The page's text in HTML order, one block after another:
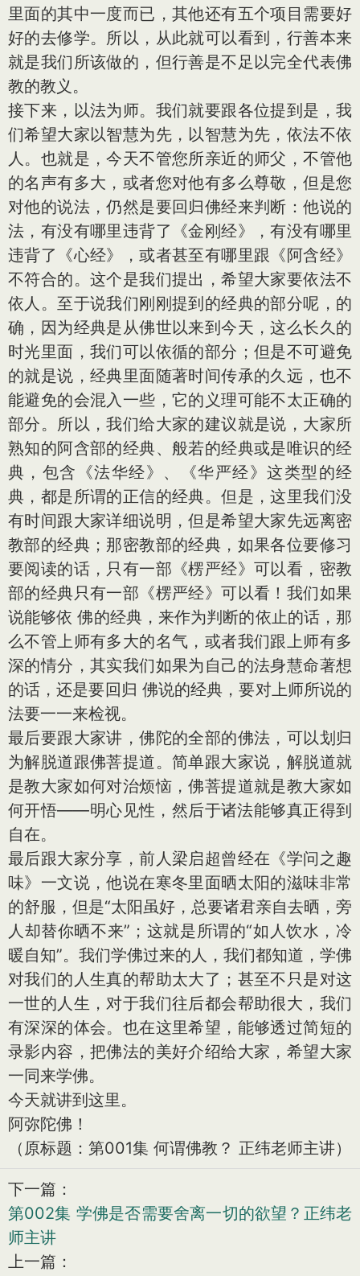
里面的其中一度而已，其他还有五个项目需要好
好的去修学。所以，从此就可以看到，行善本来
就是我们所该做的，但行善是不足以完全代表佛
教的教义。
接下来，以法为师。我们就要跟各位提到是，我
们希望大家以智慧为先，以智慧为先，依法不依
人。也就是，今天不管您所亲近的师父，不管他
的名声有多大，或者您对他有多么尊敬，但是您
对他的说法，仍然是要回归佛经来判断：他说的
法，有没有哪里违背了《金刚经》，有没有哪里
违背了《心经》，或者甚至有哪里跟《阿含经》
不符合的。这个是我们提出，希望大家要依法不
依人。至于说我们刚刚提到的经典的部分呢，的
确，因为经典是从佛世以来到今天，这么长久的
时光里面，我们可以依循的部分；但是不可避免
的就是说，经典里面随著时间传承的久远，也不
能避免的会混入一些，它的义理可能不太正确的
部分。所以，我们给大家的建议就是说，大家所
熟知的阿含部的经典、般若的经典或是唯识的经
典，包含《法华经》、《华严经》这类型的经
典，都是所谓的正信的经典。但是，这里我们没
有时间跟大家详细说明，但是希望大家先远离密
教部的经典；那密教部的经典，如果各位要修习
要阅读的话，只有一部《楞严经》可以看，密教
部的经典只有一部《楞严经》可以看！我们如果
说能够依 佛的经典，来作为判断的依止的话，那
么不管上师有多大的名气，或者我们跟上师有多
深的情分，其实我们如果为自己的法身慧命著想
的话，还是要回归 佛说的经典，要对上师所说的
法要一一来检视。
最后要跟大家讲，佛陀的全部的佛法，可以划归
为解脱道跟佛菩提道。简单跟大家说，解脱道就
是教大家如何对治烦恼，佛菩提道就是教大家如
何开悟——明心见性，然后于诸法能够真正得到
自在。
最后跟大家分享，前人梁启超曾经在《学问之趣
味》一文说，他说在寒冬里面晒太阳的滋味非常
的舒服，但是“太阳虽好，总要诸君亲自去晒，旁
人却替你晒不来”；这就是所谓的“如人饮水，冷
暖自知”。我们学佛过来的人，我们都知道，学佛
对我们的人生真的帮助太大了；甚至不只是对这
一世的人生，对于我们往后都会帮助很大，我们
有深深的体会。也在这里希望，能够透过简短的
录影内容，把佛法的美好介绍给大家，希望大家
一同来学佛。
今天就讲到这里。
阿弥陀佛！
（原标题：第001集 何谓佛教？ 正纬老师主讲）
下一篇：
第002集 学佛是否需要舍离一切的欲望？正纬老
师主讲
上一篇：